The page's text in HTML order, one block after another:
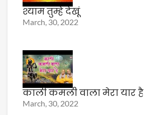
श्याम तुम्हे देखूं
March, 30, 2022
काली कमली वाला मेरा यार है
March, 30, 2022